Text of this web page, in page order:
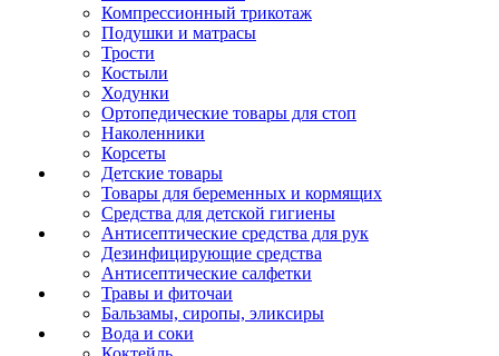
Компрессионный трикотаж
Подушки и матрасы
Трости
Костыли
Ходунки
Ортопедические товары для стоп
Наколенники
Корсеты
Детские товары
Товары для беременных и кормящих
Средства для детской гигиены
Антисептические средства для рук
Дезинфицирующие средства
Антисептические салфетки
Травы и фиточаи
Бальзамы, сиропы, эликсиры
Вода и соки